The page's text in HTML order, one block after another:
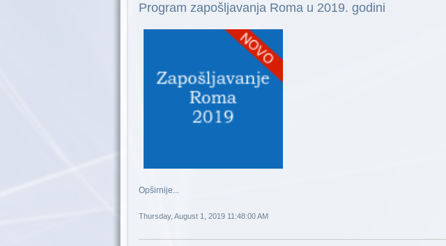
Program zapošljavanja Roma u 2019. godini
Opširnije...
Thursday, August 1, 2019 11:48:00 AM